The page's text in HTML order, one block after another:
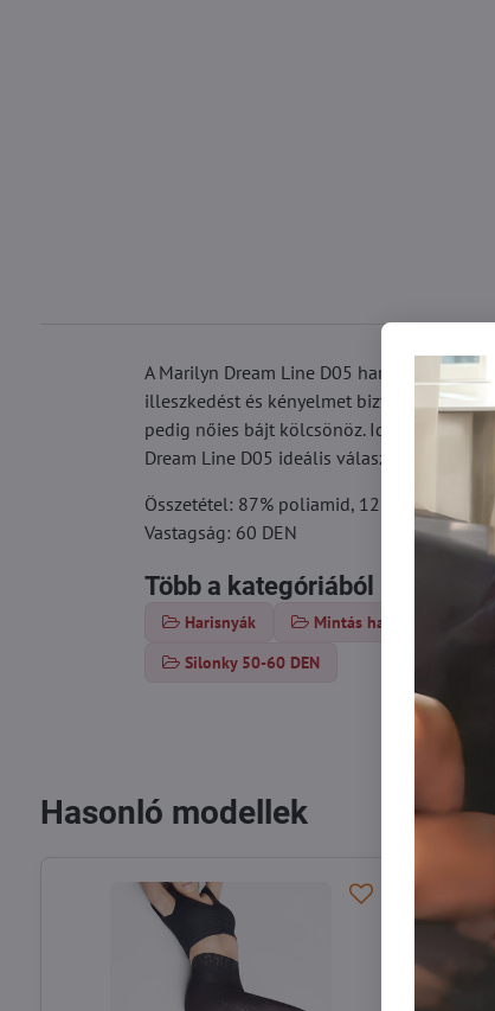
A Marilyn Dream Line D05 harisnya az
illeszkedést és kényelmet biztosítanak az
pedig nőies bájt kölcsönöz. Ideális
Dream Line D05 ideális választás
Összetétel: 87% poliamid, 12% elasztán,
Vastagság: 60 DEN
Több a kategóriából
Harisnyák Mintás harisnya
Silonky 50-60 DEN
Hasonló modellek